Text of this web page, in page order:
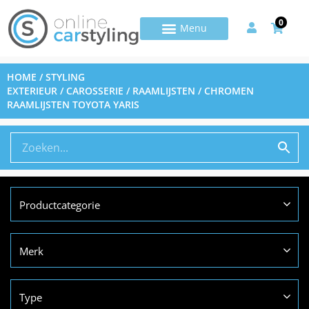
0
HOME /STYLING
EXTERIEUR /CAROSSERIE / RAAMLIJSTEN / CHROMEN
RAAMLIJSTEN TOYOTA YARIS
Productcategorie
Merk
Type